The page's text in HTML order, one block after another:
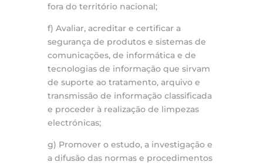
fora do território nacional;
f) Avaliar, acreditar e certificar a
segurança de produtos e sistemas de
comunicações, de informática e de
tecnologias de informação que sirvam
de suporte ao tratamento, arquivo e
transmissão de informação classificada
e proceder à realização de limpezas
electrónicas;
g) Promover o estudo, a investigação e
a difusão das normas e procedimentos